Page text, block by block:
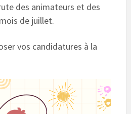
des animateurs et des
de juillet.
vos candidatures à la